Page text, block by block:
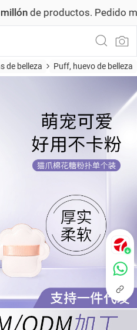
Pedido mínimo: US$ 6,000
de belleza Puff, huevo de belleza